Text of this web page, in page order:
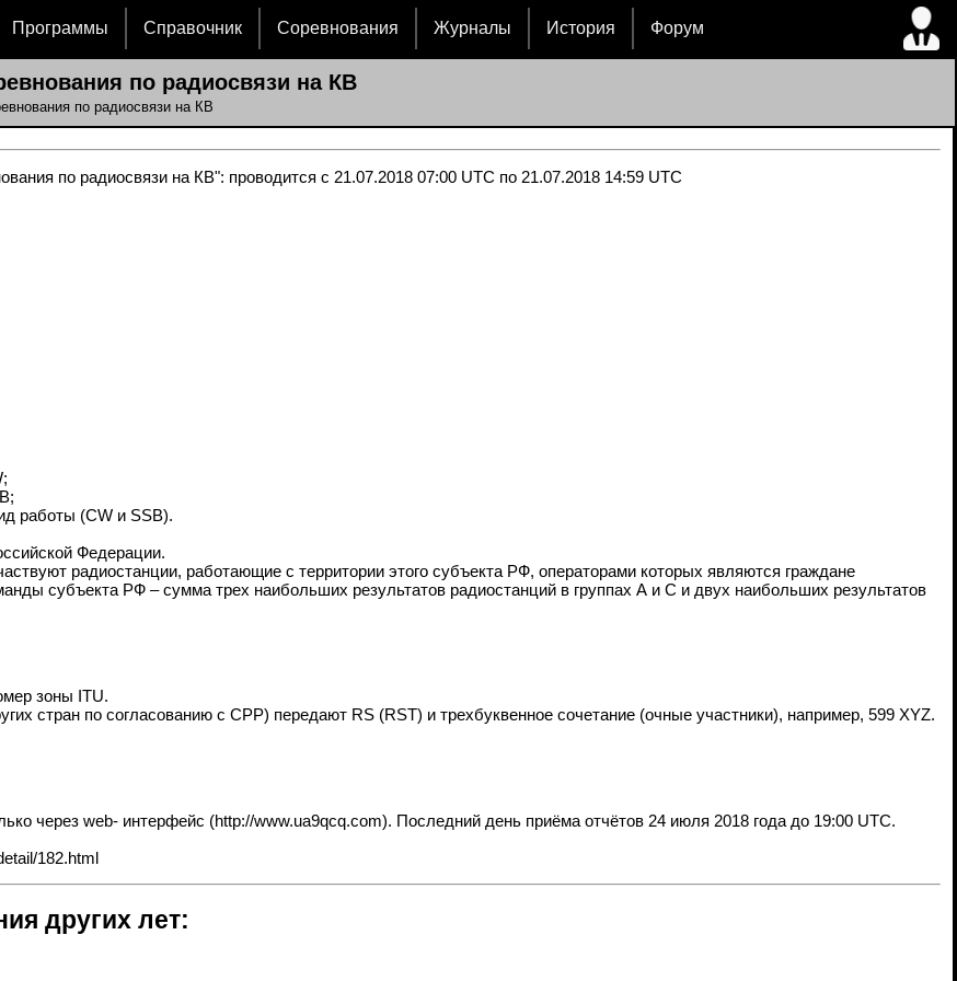
Программы Справочник Соревнования Журналы История Форум
по радиосвязи на КВ
по радиосвязи на КВ
по радиосвязи на КВ": проводится с 21.07.2018 07:00 UTC по 21.07.2018 14:59 UTC
работы (CW и SSB).
Федерации.
радиостанции, работающие с территории этого субъекта РФ, операторами которых являются граждане
субъекта РФ – сумма трех наибольших результатов радиостанций в группах А и С и двух наибольших результатов
зоны ITU.
стран по согласованию с СРР) передают RS (RST) и трехбуквенное сочетание (очные участники), например, 599 XYZ.
через web- интерфейс (http://www.ua9qcq.com). Последний день приёма отчётов 24 июля 2018 года до 19:00 UTC.
182.html
других лет: